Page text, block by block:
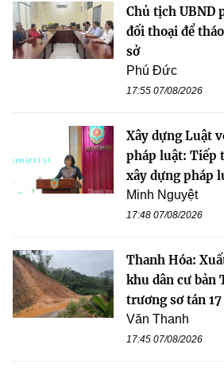
Chủ tịch UBND
đối thoại để
sở
Phú Đức
17:55 07/08/2026
Xây dựng Luật
pháp luật: Tiếp
xây dựng pháp
Minh Nguyệt
17:48 07/08/2026
Thanh Hóa:
khu dân cư bản
trương sơ tán
Văn Thanh
17:45 07/08/2026